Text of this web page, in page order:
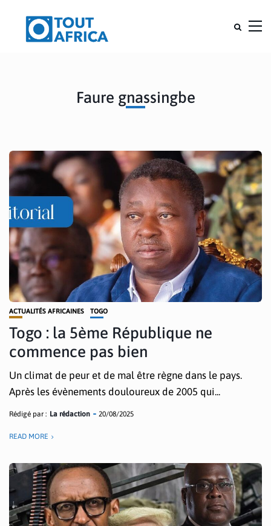
Faure gnassingbe
ACTUALITÉS AFRICAINES TOGO
Togo : la 5ème République ne
commence pas bien
Un climat de peur et de mal être règne dans le pays.
Après les évènements douloureux de 2005 qui...
Rédigé par : La rédaction 20/08/2025
READ MORE